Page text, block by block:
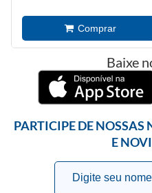
Baixe
PARTICIPE DE
E